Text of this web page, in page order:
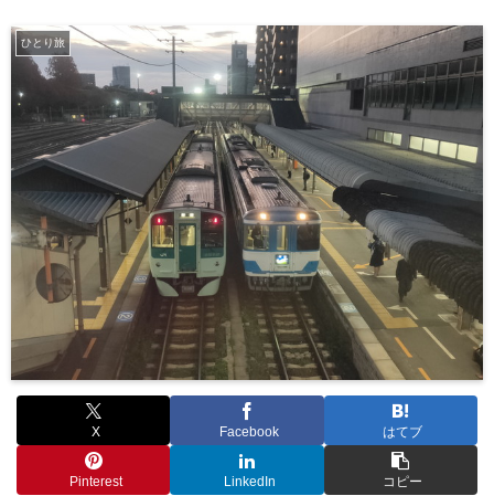
ひとり旅
X Facebook はてブ
Pinterest LinkedIn コピー